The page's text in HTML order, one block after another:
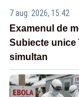
7 aug. 2026, 15:42
Examenul de
Subiecte unice
simultan